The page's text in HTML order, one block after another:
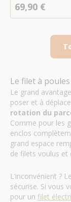
69,90 €
Le filet à poules
Le grand
poser et à
rotation du
Comme pour les
enclos
grand espace
de filets voulus et
L’inconvénient ?
sécurise. Si vous
pour un filet